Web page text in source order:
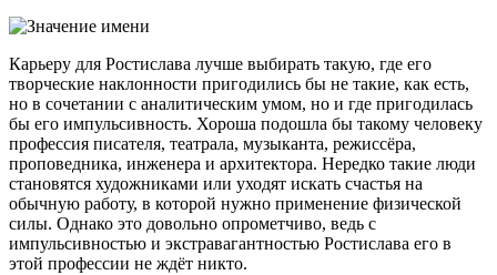
Карьеру для Ростислава лучше выбирать такую, где его
творческие наклонности пригодились бы не такие, как есть,
но в сочетании с аналитическим умом, но и где пригодилась
бы его импульсивность. Хороша подошла бы такому человеку
профессия писателя, театрала, музыканта, режиссёра,
проповедника, инженера и архитектора. Нередко такие люди
становятся художниками или уходят искать счастья на
обычную работу, в которой нужно применение физической
силы. Однако это довольно опрометчиво, ведь с
импульсивностью и экстравагантностью Ростислава его в
этой профессии не ждёт никто.